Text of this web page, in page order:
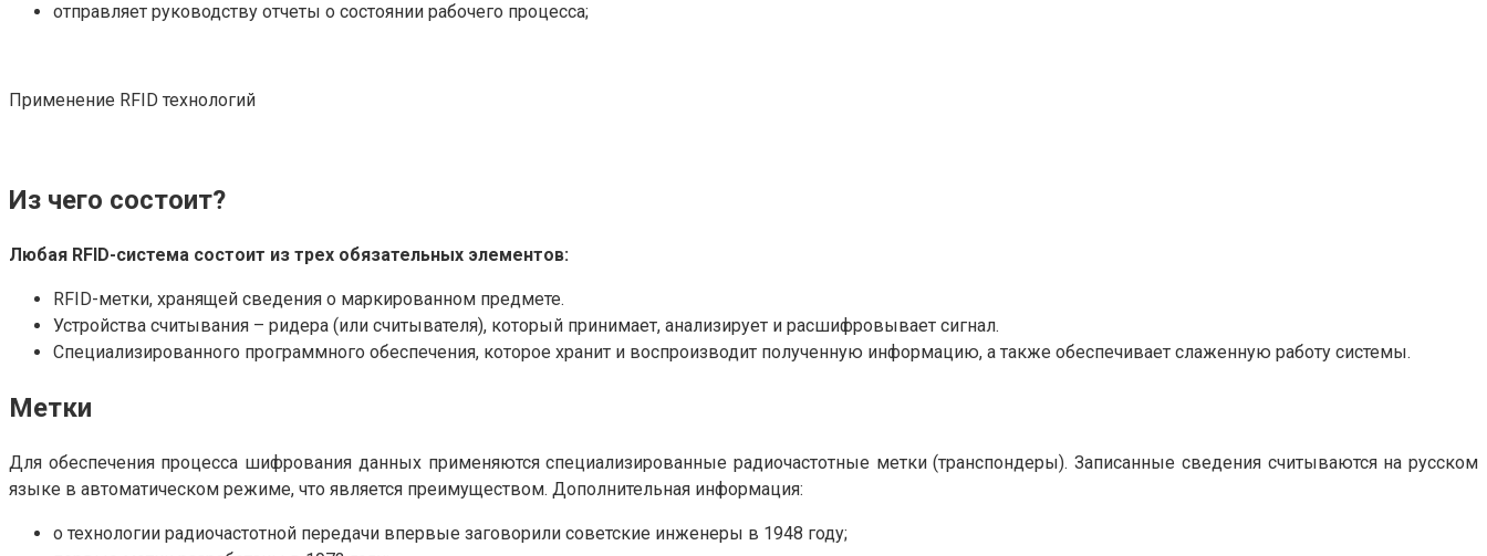
отправляет руководству отчеты о состоянии рабочего процесса;
Применение RFID технологий
Из чего состоит?
Любая RFID-система состоит из трех обязательных элементов:
RFID-метки, хранящей сведения о маркированном предмете.
Устройства считывания – ридера (или считывателя), который принимает, анализирует и расшифровывает сигнал.
Специализированного программного обеспечения, которое хранит и воспроизводит полученную информацию, а также обеспечивает слаженную работу системы.
Метки
Для обеспечения процесса шифрования данных применяются специализированные радиочастотные метки (транспондеры). Записанные сведения считываются на русском
языке в автоматическом режиме, что является преимуществом. Дополнительная информация:
о технологии радиочастотной передачи впервые заговорили советские инженеры в 1948 году;